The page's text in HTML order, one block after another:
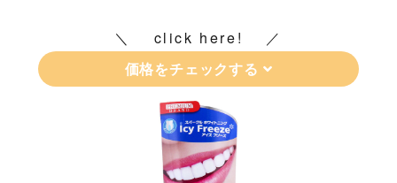
click here!
価格をチェックする